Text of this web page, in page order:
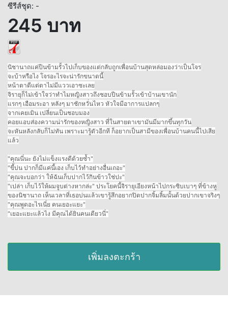
ซีรีส์ชุด: -
245 บาท
นิชานาถแค่ปีนข้ามรั้วไปเก็บของแต่กลับถูกเพื่อนบ้านสุดหล่อมองว่าเป็นโจร
จะบ้าหรือไง โจรอะไรจะน่ารักขนาดนี้
หน้าตาดีแต่ตาไม่มีแววเอาซะเลย
จิรายุก็ไม่เข้าใจว่าทำไมหญิงสาวถึงชอบปีนข้ามรั้วเข้าบ้านเขานัก
แรกๆ เอือมระอา หลังๆ มาชักหวั่นไหว หัวใจมีอาการแปลกๆ
จากเคยเมิน เปลี่ยนเป็นชอบมอง
คอยแอบส่องความน่ารักของหญิงสาว ที่ในสายตาเขามันมีมากขึ้นทุกวัน
จะหันหลังกลับก็ไม่ทัน เพราะมารู้ตัวอีกที ก็อยากเป็นสามีของเพื่อนบ้านคนนี้ไปเสีย
แล้ว
"คุณนี่นะ ยังไม่แข็งแรงดีด้วยซ้ำ"
"ขี้บ่น ปากก็มีแค่นี้เอง เก็บไว้ทำอย่างอื่นเถอะ"
"คุณจะบอกว่า ให้ฉันเก็บปากไว้กินข้าวใช่ปะ"
"เปล่า เก็บไว้ให้ผมจูบต่างหากล่ะ" ประโยคนี้จิรายุเอียงหน้าไปกระซิบเบาๆ ที่ข้างหู
ของนิชานาถ เห็นเวลาที่เธอบ่นแล้วเขารู้สึกอยากปิดปากจิ้มลิ้มนั้นด้วยปากเขาจริงๆ
"คุณพูดอะไรเนี่ย คนเยอะแยะ"
"เยอะแยะแล้วไง มีคุณได้ยินคนเดียวนี่"
เพิ่มลงตะกร้า